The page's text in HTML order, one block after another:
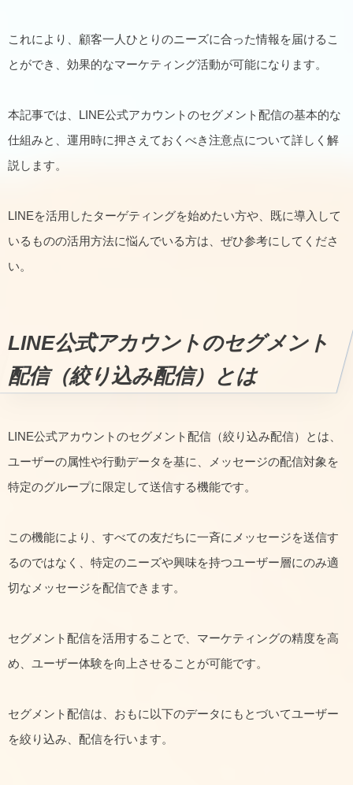
これにより、顧客一人ひとりのニーズに合った情報を届けるこ
とができ、効果的なマーケティング活動が可能になります。
本記事では、LINE公式アカウントのセグメント配信の基本的な
仕組みと、運用時に押さえておくべき注意点について詳しく解
説します。
LINEを活用したターゲティングを始めたい方や、既に導入して
いるものの活用方法に悩んでいる方は、ぜひ参考にしてくださ
い。
LINE公式アカウントのセグメント
配信（絞り込み配信）とは
LINE公式アカウントのセグメント配信（絞り込み配信）とは、
ユーザーの属性や行動データを基に、メッセージの配信対象を
特定のグループに限定して送信する機能です。
この機能により、すべての友だちに一斉にメッセージを送信す
るのではなく、特定のニーズや興味を持つユーザー層にのみ適
切なメッセージを配信できます。
セグメント配信を活用することで、マーケティングの精度を高
め、ユーザー体験を向上させることが可能です。
セグメント配信は、おもに以下のデータにもとづいてユーザー
を絞り込み、配信を行います。